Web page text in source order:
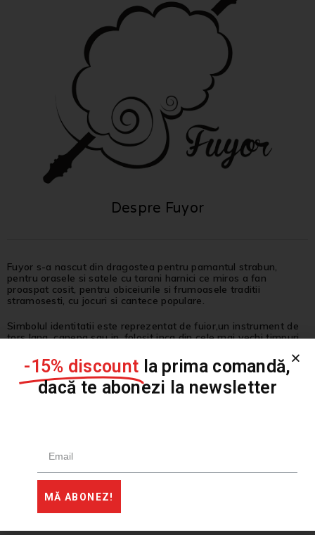
Despre Fuyor
Fuyor s-a nascut din dragostea pentru pamantul strabun,
pentru orasele si satele cu tarani harnici ce miros a fan
proaspat cosit, pentru obiceiurile si frumoasele traditii
stramosesti, cu jocuri si cantece populare.
Simbolul identitatii este reprezentat de fuior,un instrument de
tors lana, canepa sau in, folosit inca din cele mai vechi timpuri
valorile si elementele de tara care s-au pierdut o data cu
timpul.
unui trecut indepartat si adusa in prezent intr-un stil autentic.
Prin arta vrem sa ne definim stilul, iar istoria sa ne inspire
-15% discount la prima comandă,
dacă te abonezi la newsletter
MĂ ABONEZ!